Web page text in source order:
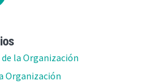
la Organización
Organización